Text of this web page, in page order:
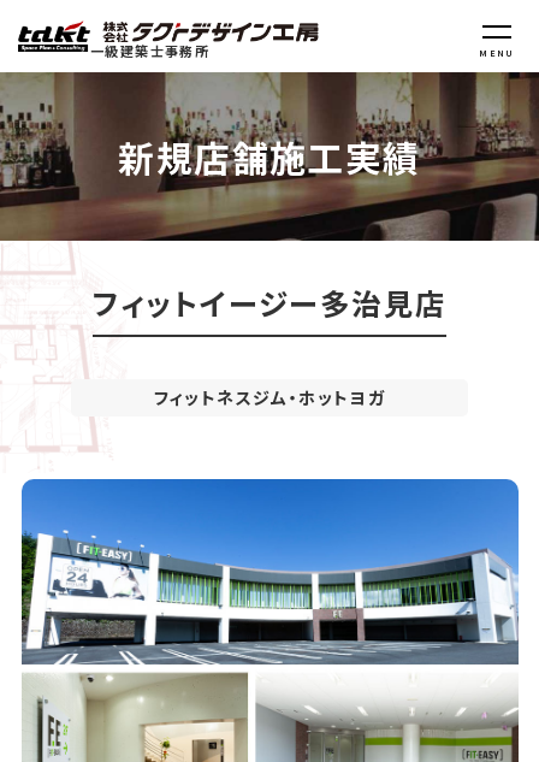
一級建築士事務所 MENU
新規店舗施工実績
フィットイージー多治見店
フィットネスジム・ホットヨガ